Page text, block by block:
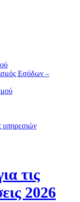
Εσόδων –
υπηρεσιών
τις
2026